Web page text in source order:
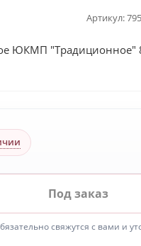
Артикул:
ЮКМП "Традиционное"
Под заказ
свяжутся с вами и